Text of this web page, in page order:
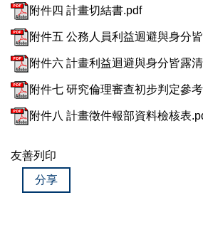
附件四 計畫切結書.pdf
附件五 公務人員利益迴避與身分
附件六 計畫利益迴避與身分皆露
附件七 研究倫理審查初步判定參
附件八 計畫徵件報部資料檢核表
友善列印
分享